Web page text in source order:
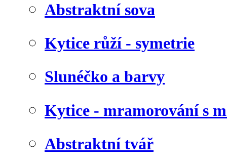
Abstraktní sova
Kytice růží - symetrie
Slunéčko a barvy
Kytice - mramorování s
Abstraktní tvář